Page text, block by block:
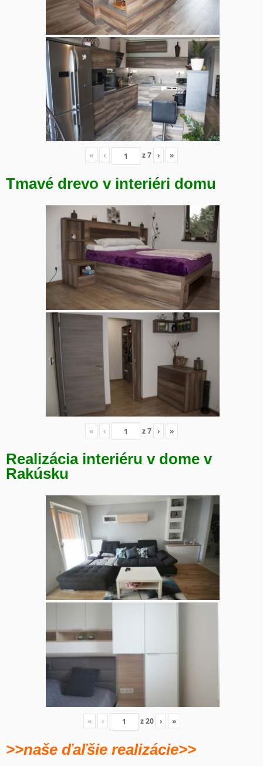
« ‹ z7 › »
Tmavé drevo v interiéri domu
« ‹ z7 › »
Realizácia interiéru v dome v
Rakúsku
« ‹ z20 › »
>>naše ďaľšie realizácie>>